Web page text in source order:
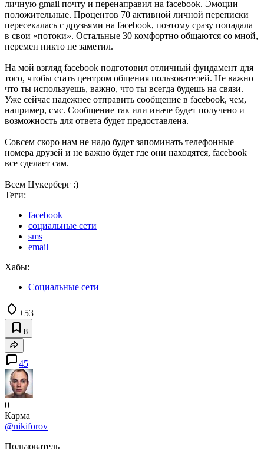
личную gmail почту и перенаправил на facebook. Эмоции
положительные. Процентов 70 активной личной переписки
пересекалась с друзьями на facebook, поэтому сразу попадала
в свои «потоки». Остальные 30 комфортно общаются со мной,
перемен никто не заметил.
На мой взгляд facebook подготовил отличный фундамент для
того, чтобы стать центром общения пользователей. Не важно
что ты используешь, важно, что ты всегда будешь на связи.
Уже сейчас надежнее отправить сообщение в facebook, чем,
например, смс. Сообщение так или иначе будет получено и
возможность для ответа будет предоставлена.
Совсем скоро нам не надо будет запоминать телефонные
номера друзей и не важно будет где они находятся, facebook
все сделает сам.
Всем Цукерберг :)
Теги:
facebook
социальные сети
sms
email
Хабы:
Социальные сети
+53
8
45
0
Карма
@nikiforov
Пользователь